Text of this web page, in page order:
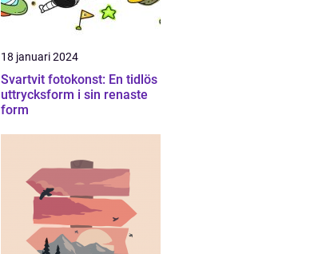
18 januari 2024
Svartvit fotokonst: En tidlös
uttrycksform i sin renaste
form